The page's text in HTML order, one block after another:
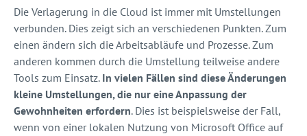
Die Verlagerung in die Cloud ist immer mit Umstellungen
verbunden. Dies zeigt sich an verschiedenen Punkten. Zum
einen ändern sich die Arbeitsabläufe und Prozesse. Zum
anderen kommen durch die Umstellung teilweise andere
Tools zum Einsatz. In vielen Fällen sind diese Änderungen
kleine Umstellungen, die nur eine Anpassung der
Gewohnheiten erfordern. Dies ist beispielsweise der Fall,
wenn von einer lokalen Nutzung von Microsoft Office auf